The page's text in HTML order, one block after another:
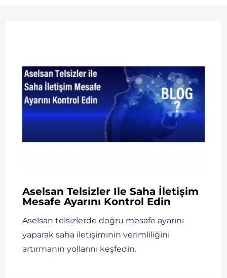
Aselsan Telsizler Ile Saha İletişim
Mesafe Ayarını Kontrol Edin
Aselsan telsizlerde doğru mesafe ayarını
yaparak saha iletişiminin verimliliğini
artırmanın yollarını keşfedin.